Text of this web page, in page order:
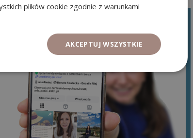
plików cookie zgodnie z warunkami
AKCEPTUJ WSZYSTKIE